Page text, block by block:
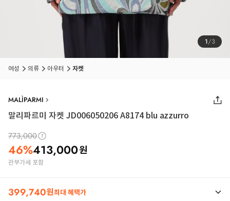
1/3
여성 의류 아우터 자켓
MALÌPARMI
말리파르미 자켓 JD006050206 A8174 blu azzurro
773,000
46%413,000원
관부가세 포함
399,740원최대 혜택가